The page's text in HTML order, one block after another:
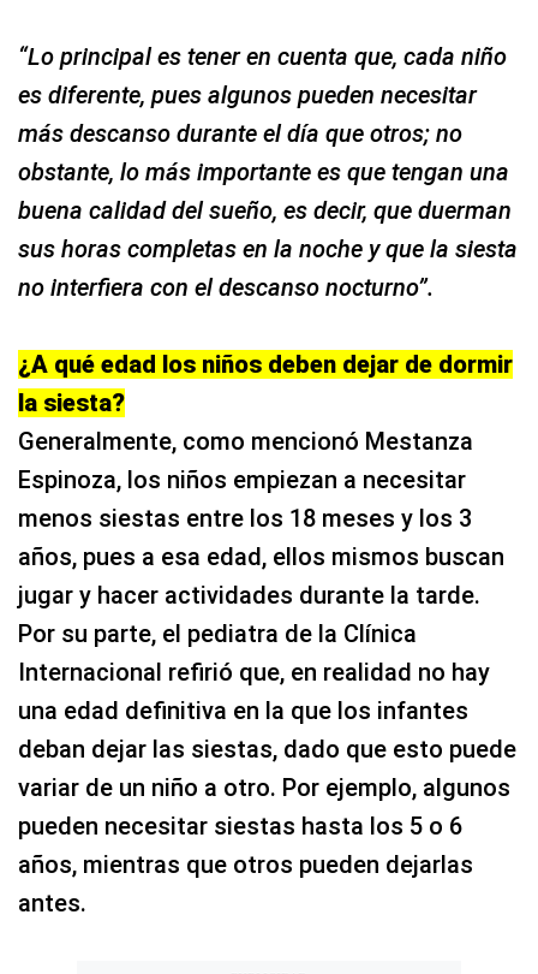
“Lo principal es tener en cuenta que, cada niño
es diferente, pues algunos pueden necesitar
más descanso durante el día que otros; no
obstante, lo más importante es que tengan una
buena calidad del sueño, es decir, que duerman
sus horas completas en la noche y que la siesta
no interfiera con el descanso nocturno”.
¿A qué edad los niños deben dejar de dormir
la siesta?
Generalmente, como mencionó Mestanza
Espinoza, los niños empiezan a necesitar
menos siestas entre los 18 meses y los 3
años, pues a esa edad, ellos mismos buscan
jugar y hacer actividades durante la tarde.
Por su parte, el pediatra de la Clínica
Internacional refirió que, en realidad no hay
una edad definitiva en la que los infantes
deban dejar las siestas, dado que esto puede
variar de un niño a otro. Por ejemplo, algunos
pueden necesitar siestas hasta los 5 o 6
años, mientras que otros pueden dejarlas
antes.